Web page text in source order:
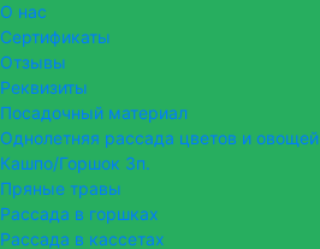
О нас
Сертификаты
Отзывы
Реквизиты
Посадочный материал
Однолетняя рассада цветов и овощей
Кашпо/Горшок 3п.
Пряные травы
Рассада в горшках
Рассада в кассетах